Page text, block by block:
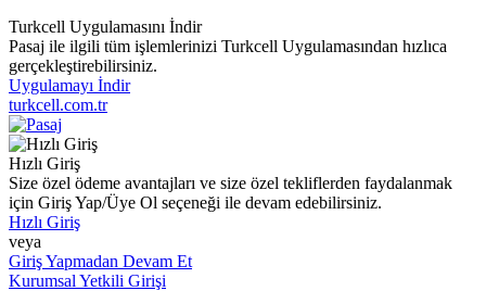
Turkcell Uygulamasını İndir
Pasaj ile ilgili tüm işlemlerinizi Turkcell Uygulamasından hızlıca
gerçekleştirebilirsiniz.
Uygulamayı İndir
turkcell.com.tr
Hızlı Giriş
Size özel ödeme avantajları ve size özel tekliflerden faydalanmak
için Giriş Yap/Üye Ol seçeneği ile devam edebilirsiniz.
Hızlı Giriş
veya
Giriş Yapmadan Devam Et
Kurumsal Yetkili Girişi